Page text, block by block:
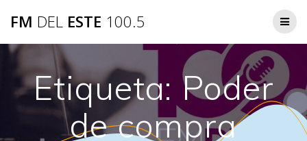
FM DEL ESTE 100.5
Etiqueta: Poder
de compra